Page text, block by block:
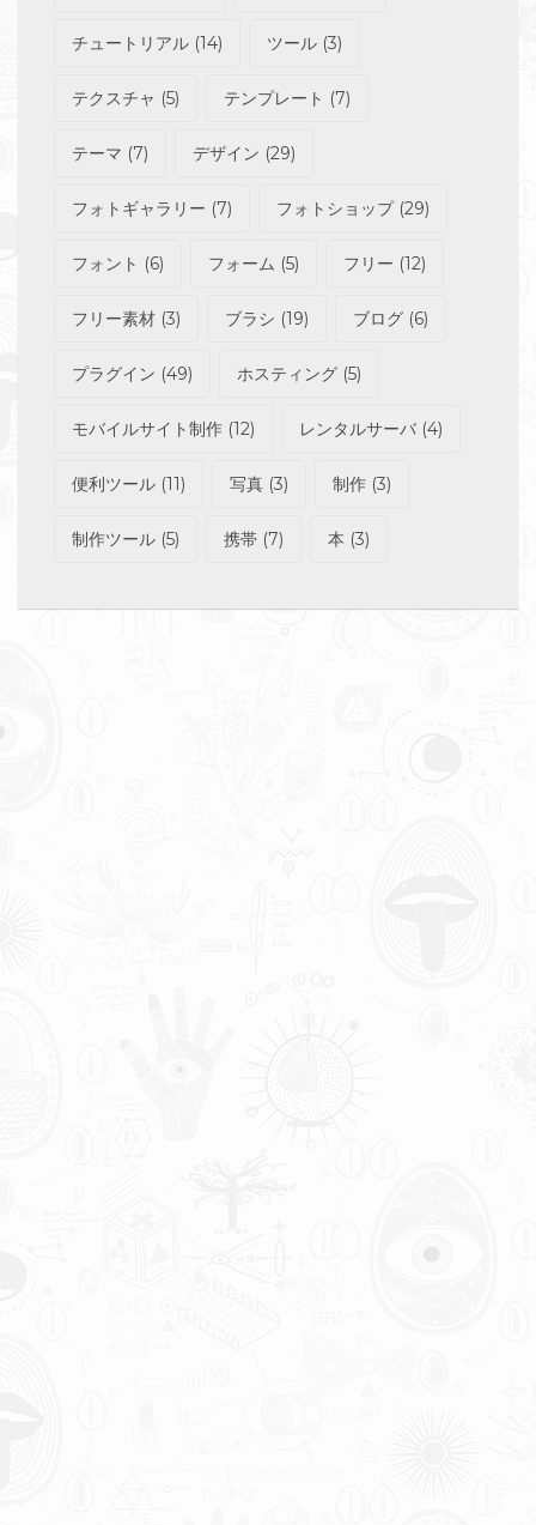
チュートリアル (14) ツール (3)
テクスチャ (5) テンプレート (7)
テーマ (7) デザイン (29)
フォトギャラリー (7) フォトショップ(29)
フォント (6) フォーム (5) フリー (12)
フリー素材 (3) ブラシ (19) ブログ (6)
プラグイン (49) ホスティング (5)
モバイルサイト制作 (12) レンタルサーバ(4)
便利ツール (11) 写真 (3) 制作 (3)
制作ツール (5) 携帯 (7) 本 (3)